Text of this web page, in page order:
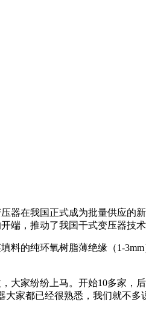
器在我国正式成为批量供应的
端，推动了我国干式变压器技术
的纯环氧树脂薄绝缘（1-3mm
大家纷纷上马。开始10多家，
家都已经很熟悉，我们就不多